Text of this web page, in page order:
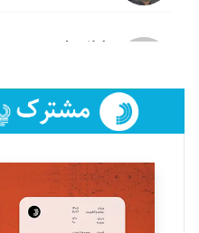
لیلا حنارود
فائزه فتحی رستمی
تحریریه
سروش کرمیان